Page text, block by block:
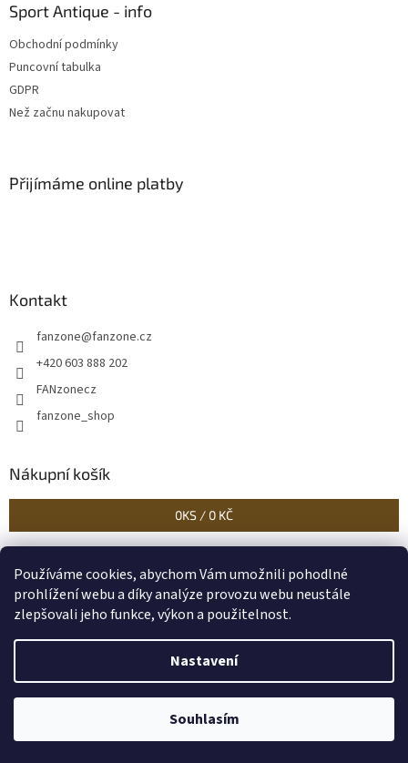
Používáme cookies, abychom Vám umožnili pohodlné
prohlížení webu a díky analýze provozu webu neustále
zlepšovali jeho funkce, výkon a použitelnost.
Nastavení
Souhlasím
Sport Antique - info
Obchodní podmínky
Puncovní tabulka
GDPR
Než začnu nakupovat
Přijímáme online platby
Kontakt
fanzone@fanzone.cz
+420 603 888 202
FANzonecz
fanzone_shop
Nákupní košík
0KS / 0 KČ
Historické dokumenty Linoryty - nástěnky Blog Sportantique.cz
Vytvořil Shoptet
FANzone. Všechna práva vyhrazena.